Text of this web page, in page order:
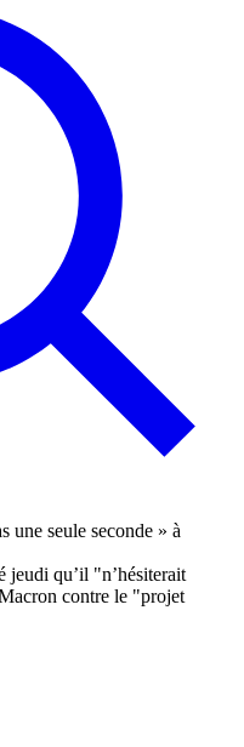
qu’il "n’hésiterait
contre le "projet